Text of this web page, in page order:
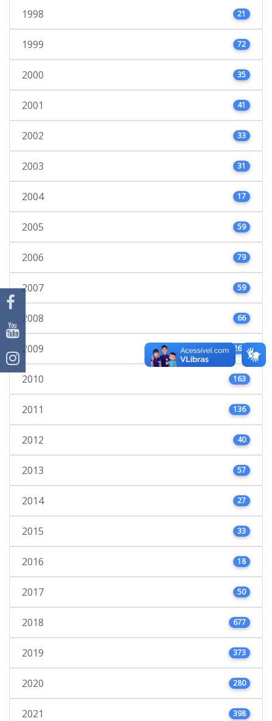
1998 21
1999 72
2000 35
2001 41
2002 33
2003 31
2004 17
2005 59
2006 79
2007 59
2008 66
2009 260
2010 163
2011 136
2012 40
2013 57
2014 27
2015 33
2016 18
2017 50
2018 677
2019 373
2020 280
2021 398